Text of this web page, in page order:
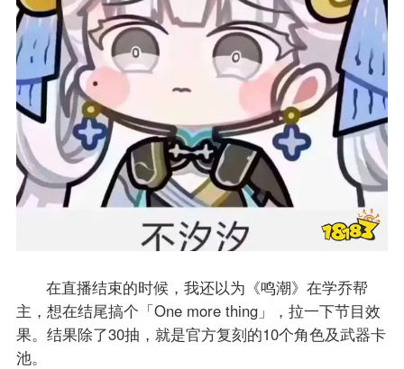
在直播结束的时候，我还以为《鸣潮》在学乔帮
主，想在结尾搞个「One more thing」，拉一下节目效
果。结果除了30抽，就是官方复刻的10个角色及武器卡
池。